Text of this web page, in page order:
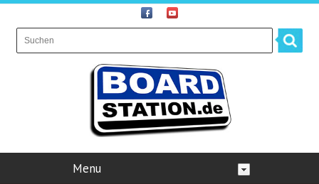
Menu